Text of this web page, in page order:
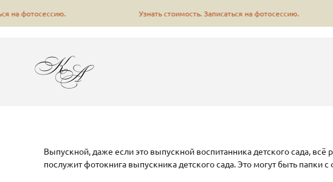
Выпускной, даже если это выпускной воспитанника детского сада,
послужит фотокнига выпускника детского сада. Это могут быть
фотосессию. Узнать стоимость. Записаться на фотосессию.